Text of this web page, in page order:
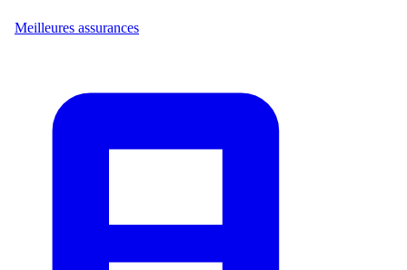
Meilleures assurances